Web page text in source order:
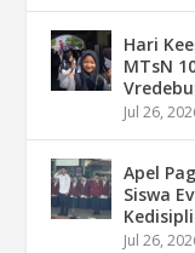
Hari
MTsN
Jul 26,
Apel
Siswa
Jul 26,